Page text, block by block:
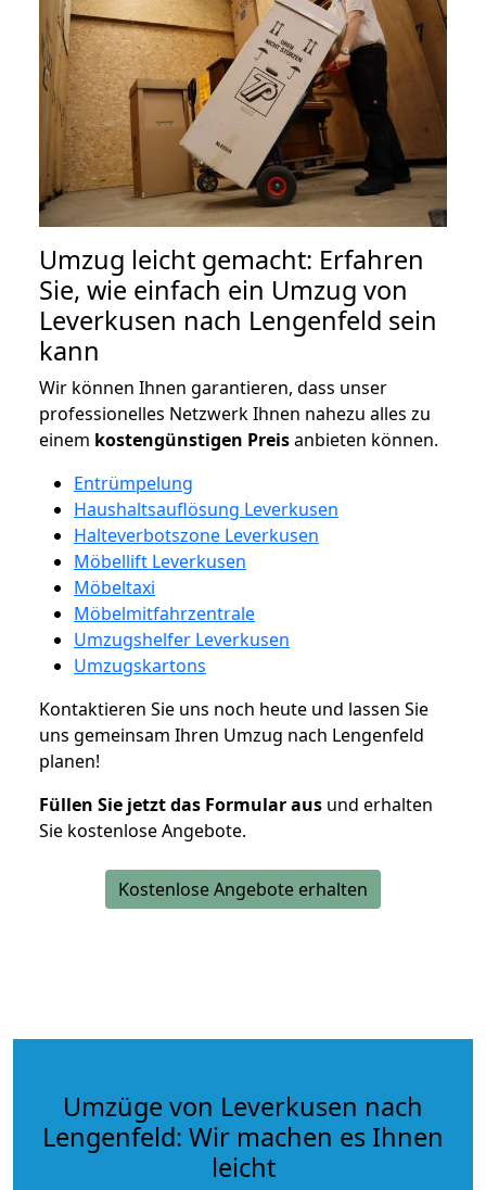
Umzug leicht gemacht: Erfahren
Sie, wie einfach ein Umzug von
Leverkusen nach Lengenfeld sein
kann
Wir können Ihnen garantieren, dass unser
professionelles Netzwerk Ihnen nahezu alles zu
einem kostengünstigen Preisanbieten können.
Entrümpelung
Haushaltsauflösung Leverkusen
Halteverbotszone Leverkusen
Möbellift Leverkusen
Möbeltaxi
Möbelmitfahrzentrale
Umzugshelfer Leverkusen
Umzugskartons
Kontaktieren Sie uns noch heute und lassen Sie
uns gemeinsam Ihren Umzug nach Lengenfeld
planen!
Füllen Sie jetzt das Formular aus und erhalten
Sie kostenlose Angebote.
Kostenlose Angebote erhalten
Umzüge von Leverkusen nach
Lengenfeld: Wir machen es Ihnen
leicht